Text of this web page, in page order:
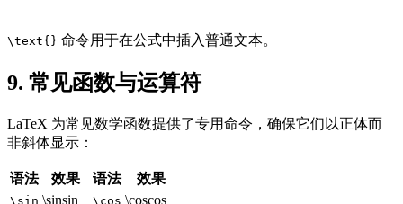
\text{} 命令用于在公式中插入普通文本。
9. 常见函数与运算符
LaTeX 为常见数学函数提供了专用命令，确保它们以正体而
非斜体显示：
语法 效果 语法 效果
\sin \sinsin \cos \coscos